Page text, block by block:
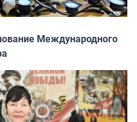
Международного